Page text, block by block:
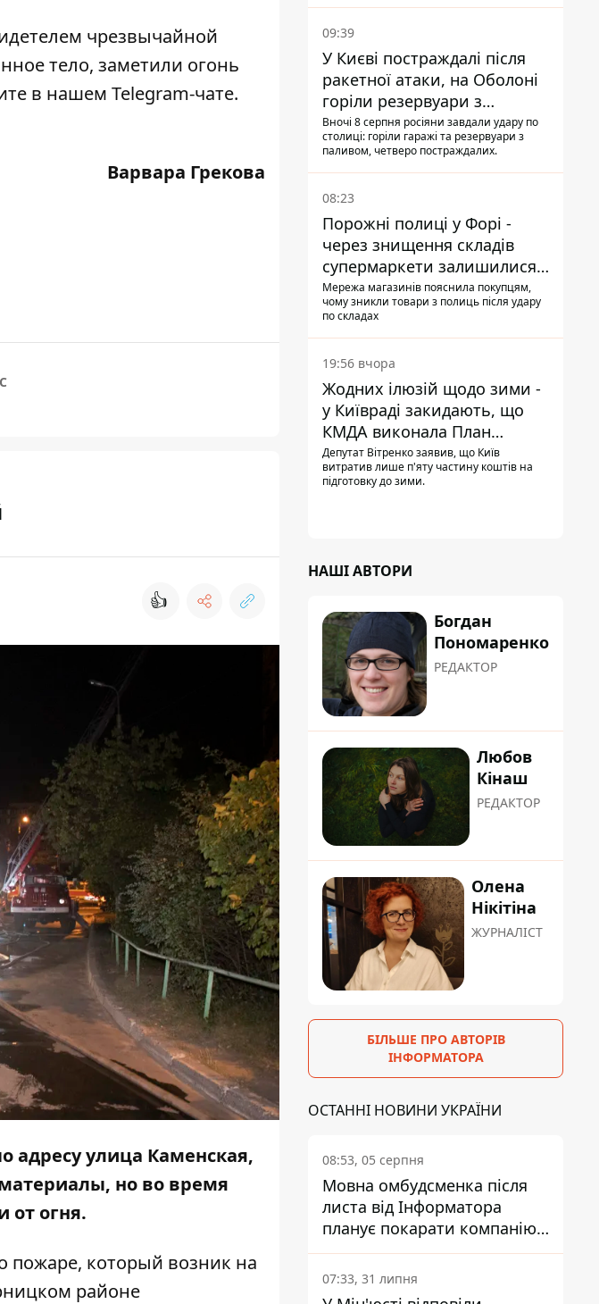
чрезвычайной
тело, заметили огонь
в нашем Telegram-чате.
Варвара Грекова
👍
адресу улица Каменская,
но во время
от огня.
пожаре, который возник на
районе
09:39
У Києві постраждалі після
ракетної атаки, на Оболоні
горіли резервуари з
паливом
Вночі 8 серпня росіяни завдали удару по
столиці: горіли гаражі та резервуари з
паливом, четверо постраждалих.
08:23
Порожні полиці у Форі -
через знищення складів
супермаркети залишилися
без асортименту
Мережа магазинів пояснила покупцям,
чому зникли товари з полиць після удару
по складах
19:56 вчора
Жодних ілюзій щодо зими -
у Київраді закидають, що
КМДА виконала План
стійкості на 20%
Депутат Вітренко заявив, що Київ
витратив лише п'яту частину коштів на
підготовку до зими.
НАШІ АВТОРИ
Богдан
Пономаренко
РЕДАКТОР
Любов
Кінаш
РЕДАКТОР
Олена
Нікітіна
ЖУРНАЛІСТ
БІЛЬШЕ ПРО АВТОРІВ
ІНФОРМАТОРА
ОСТАННІ НОВИНИ УКРАЇНИ
08:53, 05 серпня
Мовна омбудсменка після
листа від Інформатора
планує покарати компанію-
підрядника ПриватБанку
07:33, 31 липня